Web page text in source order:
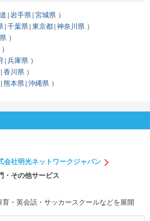
岩手県 宮城県
千葉県 東京都 神奈川県
兵庫県
香川県
熊本県 沖縄県
会社明光ネットワークジャパン
・その他サービス
・英会話・サッカースクールなどを展開